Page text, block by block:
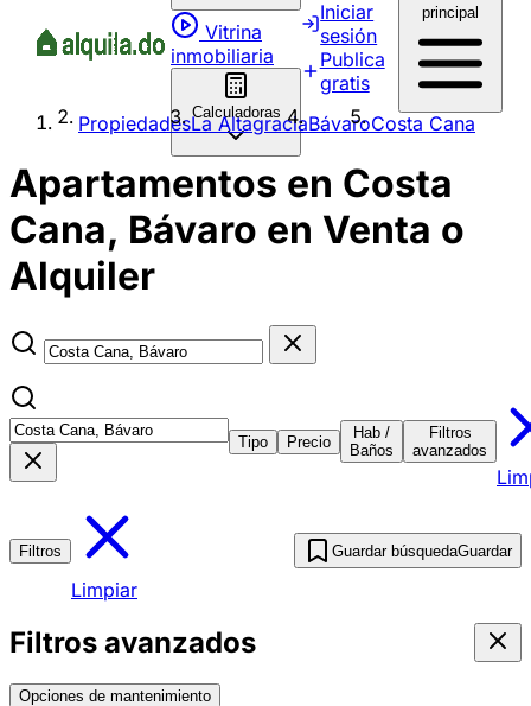
Vitrina
inmobiliaria
Calculadoras
Iniciar
sesión
Publica
gratis
principal
PropiedadesLa AltagraciaBávaroCosta Cana
Apartamentos en Costa
Cana, Bávaro en Venta o
Alquiler
Tipo Precio
Hab /
Baños
Filtros
avanzados
Filtros
Limpiar
Guardar búsquedaGuardar
Filtros avanzados
Opciones de mantenimiento